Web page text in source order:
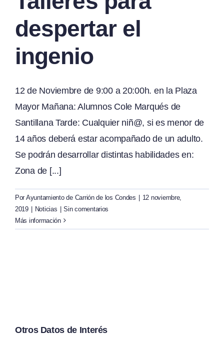
despertar el
ingenio
12 de Noviembre de 9:00 a 20:00h. en la Plaza
Mayor Mañana: Alumnos Cole Marqués de
Santillana Tarde: Cualquier niñ@, si es menor de
14 años deberá estar acompañado de un adulto.
Se podrán desarrollar distintas habilidades en:
Zona de [...]
Por Ayuntamiento de Carrión de los Condes
12 noviembre,
2019
Noticias
Sin comentarios
Más información
Otros Datos de Interés